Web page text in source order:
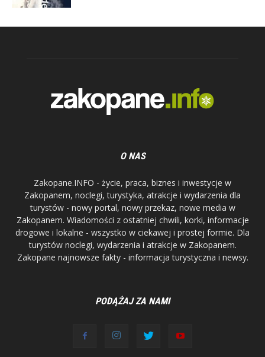
O NAS
Zakopane.INFO - życie, praca, biznes i inwestycje w
Zakopanem, noclegi, turystyka, atrakcje i wydarzenia dla
turystów - nowy portal, nowy przekaz, nowe media w
Zakopanem. Wiadomości z ostatniej chwili, korki, informacje
drogowe i lokalne - wszystko w ciekawej i prostej formie. Dla
turystów noclegi, wydarzenia i atrakcje w Zakopanem.
Zakopane najnowsze fakty - informacja turystyczna i newsy.
PODĄŻAJ ZA NAMI